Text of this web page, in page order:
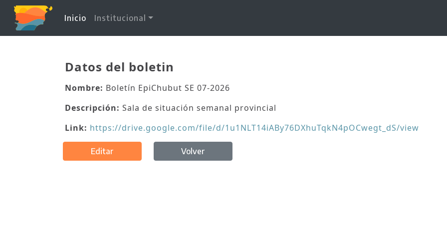
Inicio (current)
Institucional
Datos del boletin
Nombre: Boletín EpiChubut SE 07-2026
Descripción: Sala de situación semanal provincial
Link: https://drive.google.com/file/d/1u1NLT14iABy76DXhuTqkN4pOCwegt_dS/view
Editar Volver